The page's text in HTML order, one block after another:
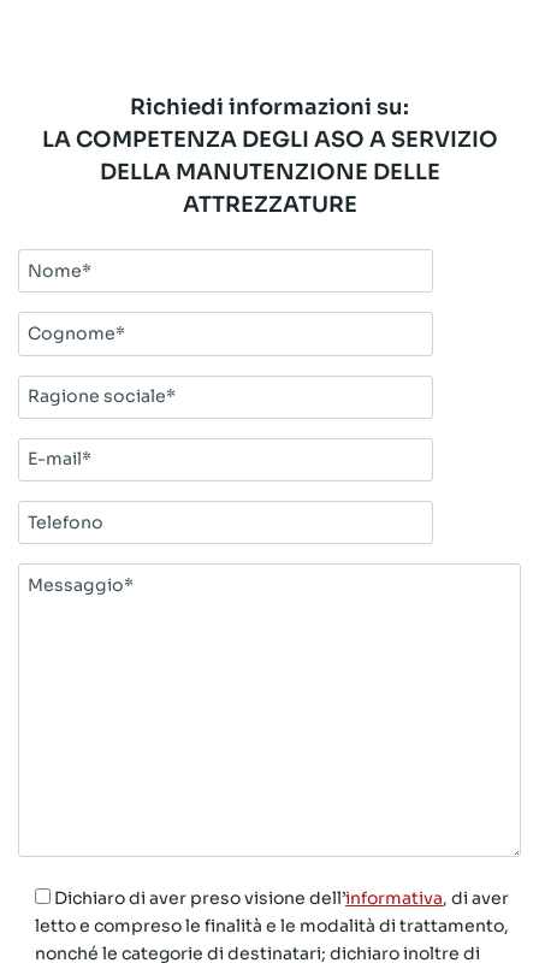
Richiedi informazioni su:
LA COMPETENZA DEGLI ASO A SERVIZIO
DELLA MANUTENZIONE DELLE
ATTREZZATURE
Nome*
Cognome*
Ragione
sociale*
E-
mail*
Telefono
Messaggio*
Dichiaro di aver preso visione dell’informativa, di aver
letto e compreso le finalità e le modalità di trattamento,
nonché le categorie di destinatari; dichiaro inoltre di